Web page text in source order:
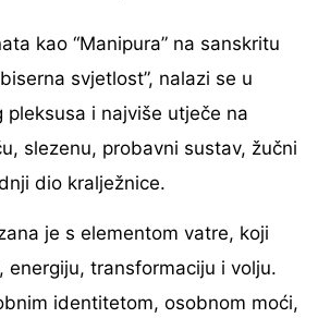
kao “Manipura” na sanskritu
svjetlost”, nalazi se u
pleksusa i najviše utječe na
slezenu, probavni sustav, žučni
dio kralježnice.
je s elementom vatre, koji
energiju, transformaciju i volju.
identitetom, osobnom moći,